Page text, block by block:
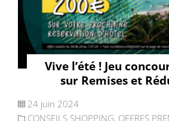
Vive l’été ! Jeu
sur Remises et
24 juin 2024
CONSEILS SHOPPING, OFFRES